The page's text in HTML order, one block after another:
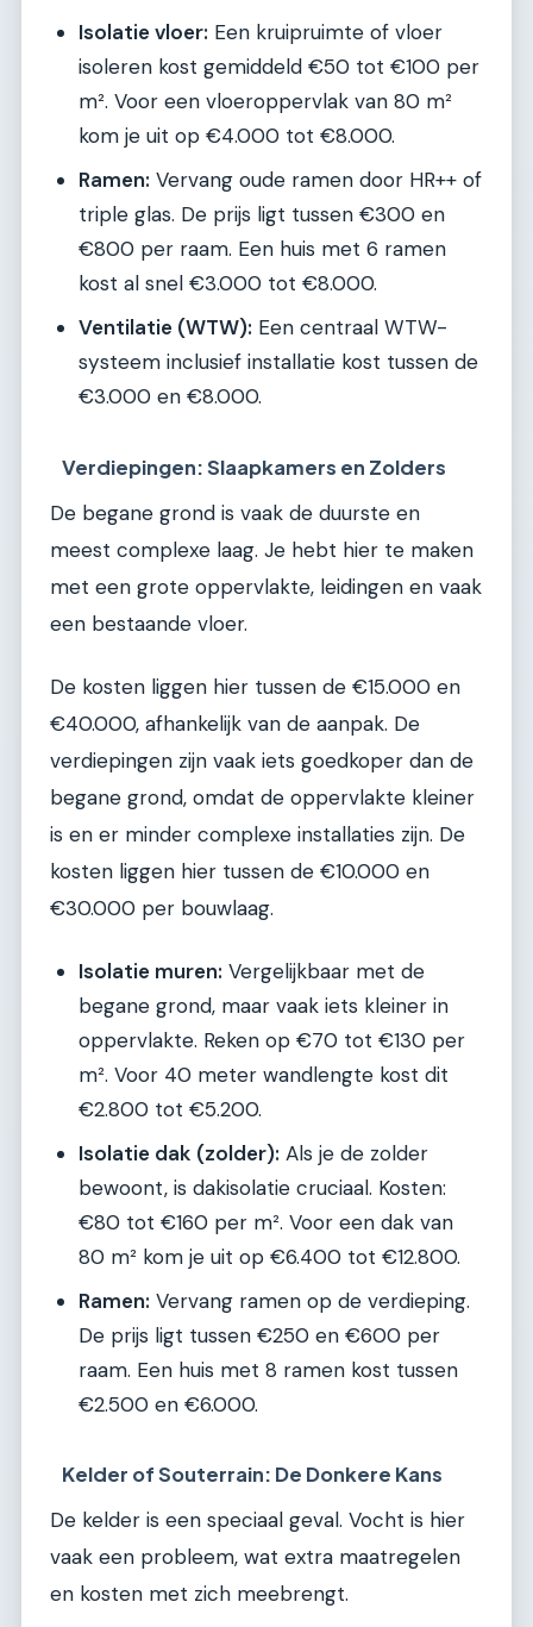
Isolatie vloer: Een kruipruimte of vloer
isoleren kost gemiddeld €50 tot €100 per
m². Voor een vloeroppervlak van 80 m²
kom je uit op €4.000 tot €8.000.
Ramen: Vervang oude ramen door HR++ of
triple glas. De prijs ligt tussen €300 en
€800 per raam. Een huis met 6 ramen
kost al snel €3.000 tot €8.000.
Ventilatie (WTW): Een centraal WTW-
systeem inclusief installatie kost tussen de
€3.000 en €8.000.
Verdiepingen: Slaapkamers en Zolders
De begane grond is vaak de duurste en
meest complexe laag. Je hebt hier te maken
met een grote oppervlakte, leidingen en vaak
een bestaande vloer.
De kosten liggen hier tussen de €15.000 en
€40.000, afhankelijk van de aanpak. De
verdiepingen zijn vaak iets goedkoper dan de
begane grond, omdat de oppervlakte kleiner
is en er minder complexe installaties zijn. De
kosten liggen hier tussen de €10.000 en
€30.000 per bouwlaag.
Isolatie muren: Vergelijkbaar met de
begane grond, maar vaak iets kleiner in
oppervlakte. Reken op €70 tot €130 per
m². Voor 40 meter wandlengte kost dit
€2.800 tot €5.200.
Isolatie dak (zolder): Als je de zolder
bewoont, is dakisolatie cruciaal. Kosten:
€80 tot €160 per m². Voor een dak van
80 m² kom je uit op €6.400 tot €12.800.
Ramen: Vervang ramen op de verdieping.
De prijs ligt tussen €250 en €600 per
raam. Een huis met 8 ramen kost tussen
€2.500 en €6.000.
Kelder of Souterrain: De Donkere Kans
De kelder is een speciaal geval. Vocht is hier
vaak een probleem, wat extra maatregelen
en kosten met zich meebrengt.